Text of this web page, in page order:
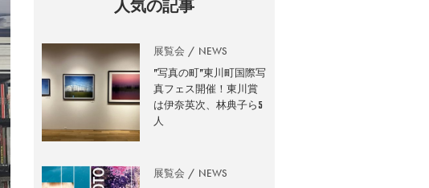
人気の記事
展覧会 NEWS
”写真の町”東川町国際写
真フェス開催！東川賞
は伊奈英次、林典子ら5
人
展覧会 NEWS